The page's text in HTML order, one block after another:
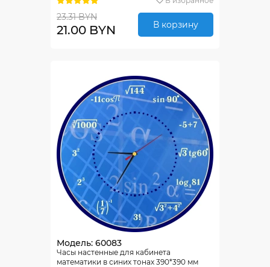
23.31 BYN
21.00 BYN В корзину
Модель: 60083
Часы настенные для кабинета
математики в синих тонах 390*390 мм